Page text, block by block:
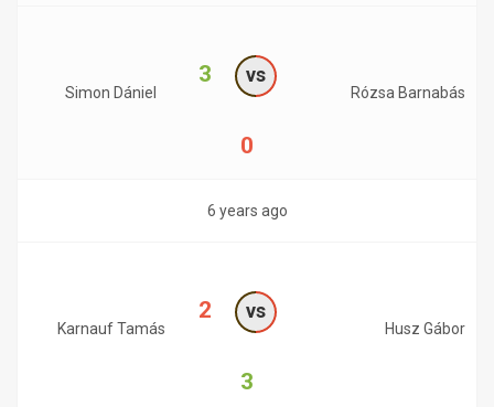
Simon Dániel
3 vs
0
Rózsa Barnabás
6 years ago
Karnauf Tamás
2 vs
3
Husz Gábor